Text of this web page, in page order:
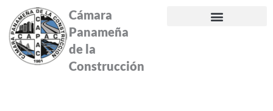
contenido
Cámara
Panameña
de la
Construcción